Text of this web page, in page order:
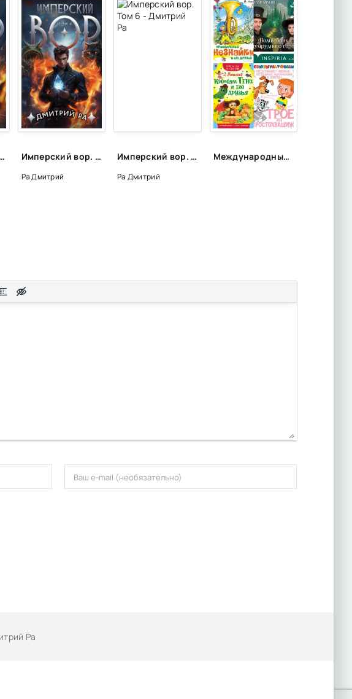
Имперский вор. Том 3 - Дмитрий Ра Имперский вор. Том 4 - Дмитрий Ра
Ра Дмитрий
Имперский вор. Том 6 - Дмитрий Ра
Ра Дмитрий
Международный день друзей | ЦБС Пожарского МО
Ра